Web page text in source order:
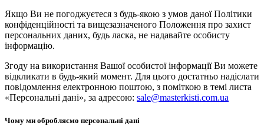
Якщо Ви не погоджуєтеся з будь-якою з умов даної Політики
конфіденційності та вищезазначеного Положення про захист
персональних даних, будь ласка, не надавайте особисту
інформацію.
Згоду на використання Вашої особистої інформації Ви можете
відкликати в будь-який момент. Для цього достатньо надіслати
повідомлення електронною поштою, з поміткою в темі листа
«Персональні дані», за адресою: sale@masterkisti.com.ua
Чому ми обробляємо персональні дані